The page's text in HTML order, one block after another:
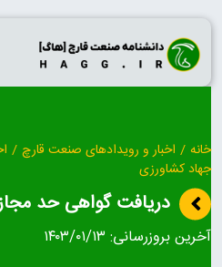
Skip
content
خانه / اخبار و رویدادهای صنعت قارچ /
جهاد کشاورزی
دریافت گواهی حد مجاز
آخرین بروزرسانی: ۱۴۰۳/۰۱/۱۳